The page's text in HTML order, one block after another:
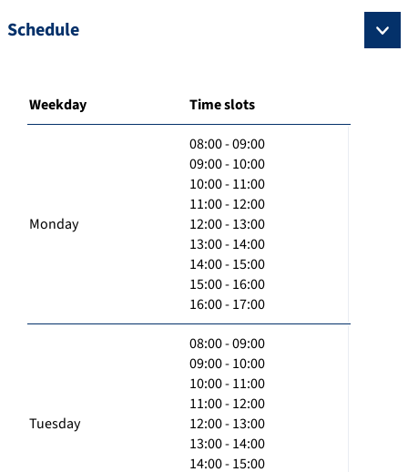
Schedule
Weekday Time slots
Monday
08:00 - 09:00
09:00 - 10:00
10:00 - 11:00
11:00 - 12:00
12:00 - 13:00
13:00 - 14:00
14:00 - 15:00
15:00 - 16:00
16:00 - 17:00
Tuesday
08:00 - 09:00
09:00 - 10:00
10:00 - 11:00
11:00 - 12:00
12:00 - 13:00
13:00 - 14:00
14:00 - 15:00